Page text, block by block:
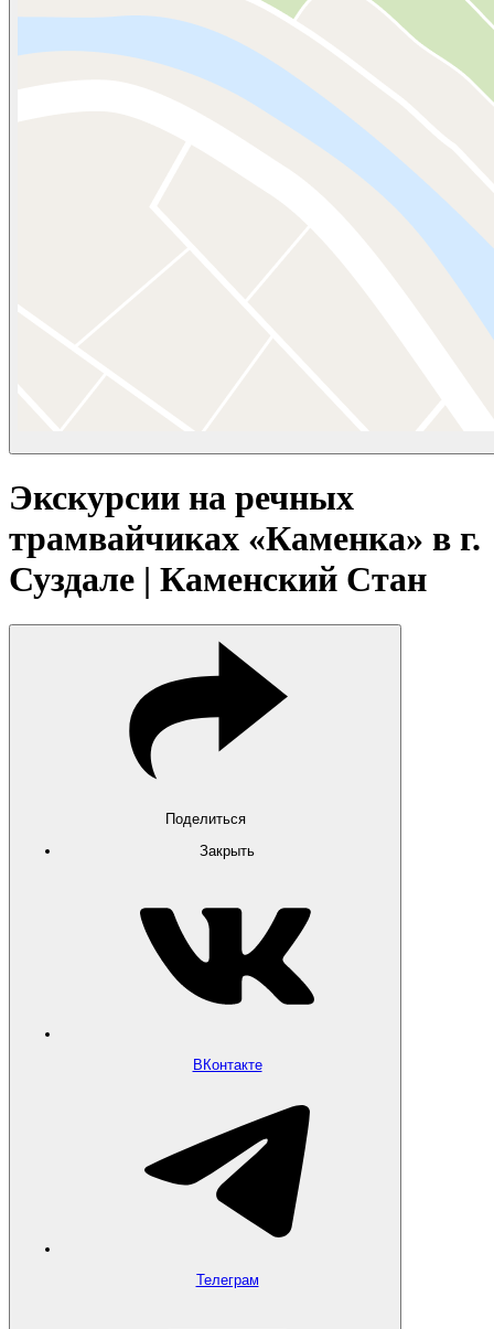
Экскурсии на речных
трамвайчиках «Каменка» в г.
Суздале | Каменский Стан
Поделиться
Закрыть
ВКонтакте
Телеграм